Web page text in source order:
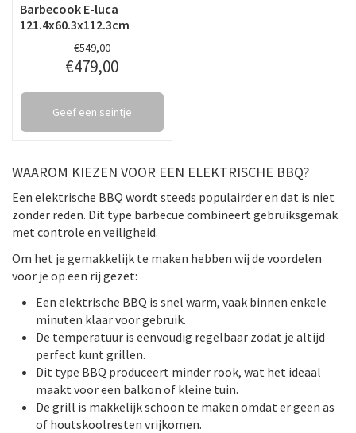
Barbecook E-luca
121.4x60.3x112.3cm
€549,00
€479,00
Geef een seintje
WAAROM KIEZEN VOOR EEN ELEKTRISCHE BBQ?
Een elektrische BBQ wordt steeds populairder en dat is niet
zonder reden. Dit type barbecue combineert gebruiksgemak
met controle en veiligheid.
Om het je gemakkelijk te maken hebben wij de voordelen
voor je op een rij gezet:
Een elektrische BBQ is snel warm, vaak binnen enkele
minuten klaar voor gebruik.
De temperatuur is eenvoudig regelbaar zodat je altijd
perfect kunt grillen.
Dit type BBQ produceert minder rook, wat het ideaal
maakt voor een balkon of kleine tuin.
De grill is makkelijk schoon te maken omdat er geen as
of houtskoolresten vrijkomen.